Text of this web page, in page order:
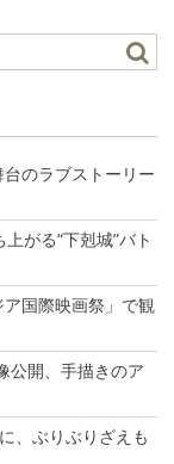
のラブストーリー
がる“下剋城”バト
ア国際映画祭」で観
公開、手描きのア
、ぶりぶりざえも